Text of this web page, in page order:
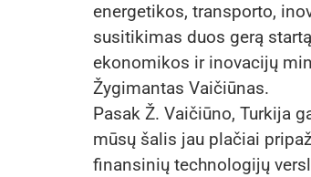
energetikos, transporto,
susitikimas duos gerą
ekonomikos ir inovacijų
Žygimantas Vaičiūnas.
Pasak Ž. Vaičiūno, Turkija
mūsų šalis jau plačiai
finansinių technologijų